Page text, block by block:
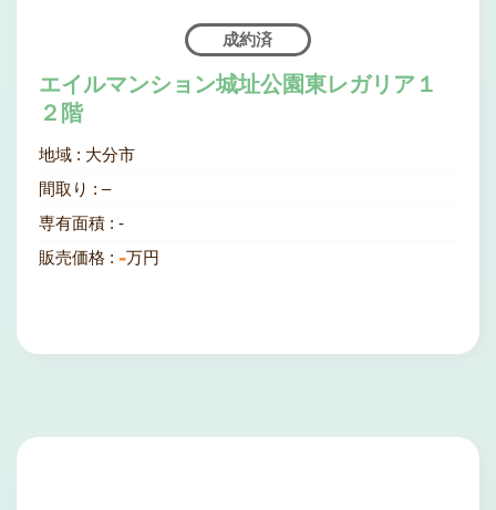
成約済
エイルマンション城址公園東レガリア１
２階
地域 : 大分市
間取り : –
専有面積 : -
販売価格 : -万円